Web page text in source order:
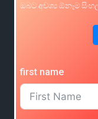
ඔබට අවශ්‍ය ඕනෑම
first name